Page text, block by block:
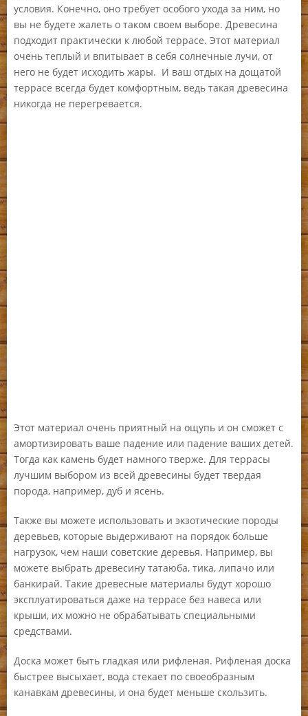
условия. Конечно, оно требует особого ухода за ним, но
вы не будете жалеть о таком своем выборе. Древесина
подходит практически к любой террасе. Этот материал
очень теплый и впитывает в себя солнечные лучи, от
него не будет исходить жары. И ваш отдых на дощатой
террасе всегда будет комфортным, ведь такая древесина
никогда не перегревается.
Этот материал очень приятный на ощупь и он сможет с
амортизировать ваше падение или падение ваших детей.
Тогда как камень будет намного тверже. Для террасы
лучшим выбором из всей древесины будет твердая
порода, например, дуб и ясень.
Также вы можете использовать и экзотические породы
деревьев, которые выдерживают на порядок больше
нагрузок, чем наши советские деревья. Например, вы
можете выбрать древесину татаюба, тика, липачо или
банкирай. Такие древесные материалы будут хорошо
эксплуатироваться даже на террасе без навеса или
крыши, их можно не обрабатывать специальными
средствами.
Доска может быть гладкая или рифленая. Рифленая доска
быстрее высыхает, вода стекает по своеобразным
канавкам древесины, и она будет меньше скользить.